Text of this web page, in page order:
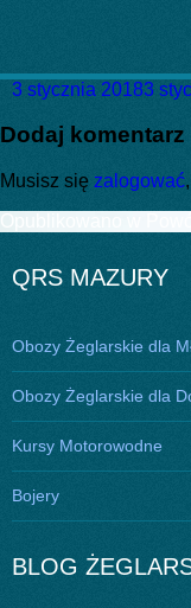
Data
3 stycznia 20183
Dodaj komentarz
Musisz się zalogować
Nawigacja
Opublikowano w
QRS MAZURY
Obozy Żeglarskie dla
Obozy Żeglarskie dla
Kursy Motorowodne
Bojery
BLOG